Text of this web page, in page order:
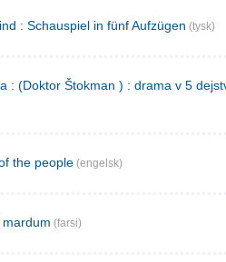
: Schauspiel in fünf Aufzügen (tysk)
: (Doktor Štokman ) : drama v 5
the people (engelsk)
(farsi)